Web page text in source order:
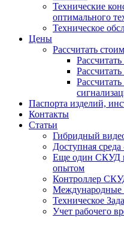
Технические
оптимального
Техническое
Цены
Рассчитать
Паспорта изделий,
Контакты
Статьи
Гибридный
Доступная
Еще один СКУД
опытом
Контроллер
Международные
Техническое
Учет рабочего